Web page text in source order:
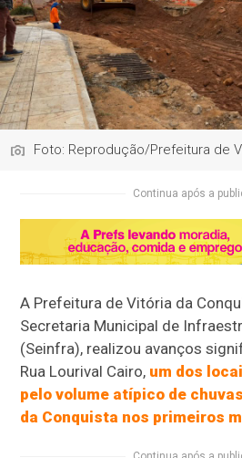
Foto: Reprodução/Prefeitura de
Continua após a
A Prefeitura de Vitória da
Secretaria Municipal de
(Seinfra), realizou avanços
Rua Lourival Cairo, um dos
pelo volume atípico de
da Conquista nos primeiros